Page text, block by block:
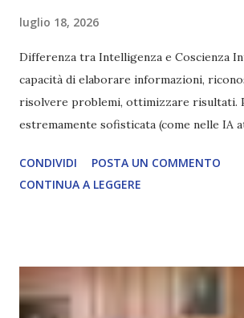
luglio 18, 2026
Differenza tra Intelligenza e Coscienza
capacità di elaborare informazioni,
risolvere problemi, ottimizzare risultati.
estremamente sofisticata (come nelle IA
soggettiva, non prova vero amore, non
autentico, non ha connessione con l’Uno.
che permette di scegliere per amore
scelta più efficiente. È ciò che ci collega
CONDIVIDI
POSTA UN COMMENTO
CONTINUA A LEGGERE